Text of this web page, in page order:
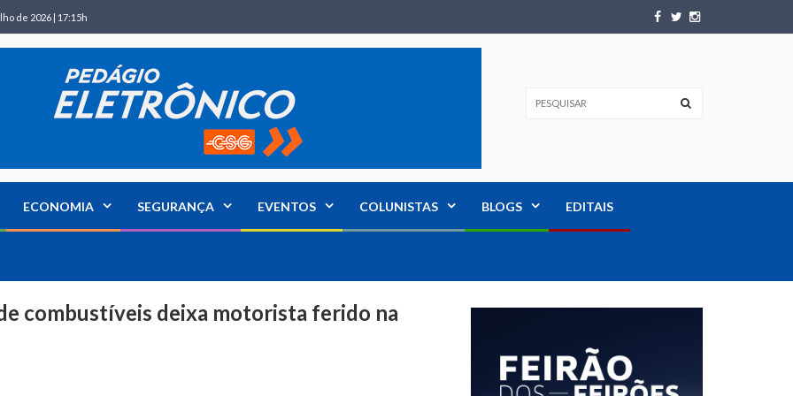
de 2026 | 17:15h
ECONOMIA SEGURANÇA EVENTOS COLUNISTAS BLOGS EDITAIS
combustíveis deixa motorista ferido na